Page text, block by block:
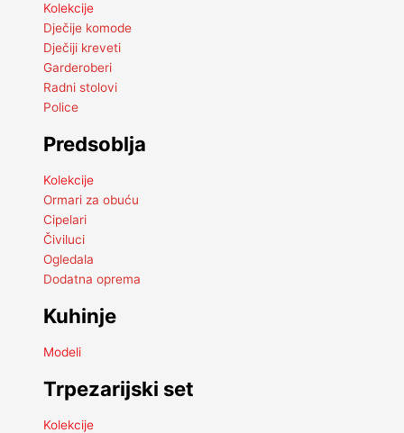
Kolekcije
Dječije komode
Dječiji kreveti
Garderoberi
Radni stolovi
Police
Predsoblja
Kolekcije
Ormari za obuću
Cipelari
Čiviluci
Ogledala
Dodatna oprema
Kuhinje
Modeli
Trpezarijski set
Kolekcije